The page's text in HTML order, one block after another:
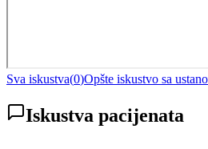
Sva iskustva(0)Opšte iskustvo sa
Iskustva pacijenata